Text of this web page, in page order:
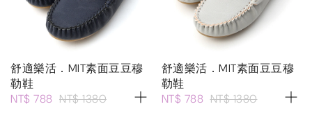
舒適樂活．MIT素面豆豆穆
勒鞋
NT$ 788 NT$ 1380
舒適樂活．MIT素面豆豆穆
勒鞋
NT$ 788 NT$ 1380